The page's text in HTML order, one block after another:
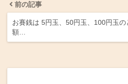
前の記事
お賽銭は 5円玉、50円玉、100円玉
額…